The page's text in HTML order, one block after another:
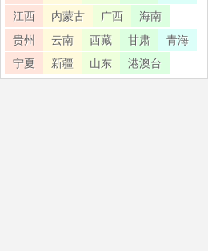
江西
内蒙古 广西
海南
贵州
云南 西藏 甘肃
青海
宁夏
新疆 山东 港澳台